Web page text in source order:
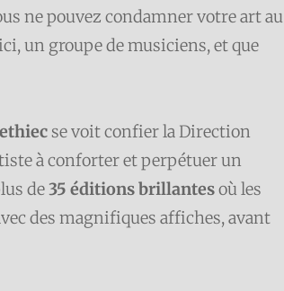
ne pouvez condamner votre art au
un groupe de musiciens, et que
se voit confier la Direction
à conforter et perpétuer un
de35 éditions brillantesoù les
des magnifiques affiches, avant